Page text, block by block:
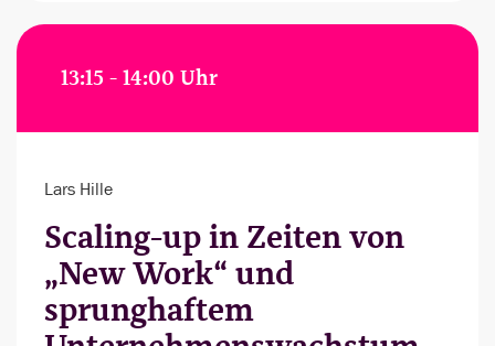
13:15 - 14:00 Uhr
Lars Hille
Scaling-up in Zeiten von
„New Work“ und
sprunghaftem